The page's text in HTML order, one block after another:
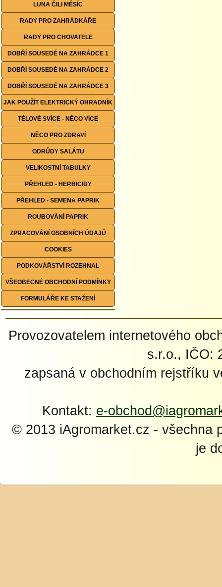
LUNA ČILI MĚSÍC
RADY PRO ZAHRÁDKÁŘE
RADY PRO CHOVATELE
DOBŘÍ SOUSEDÉ NA ZAHRÁDCE 1
DOBŘÍ SOUSEDÉ NA ZAHRÁDCE 2
DOBŘÍ SOUSEDÉ NA ZAHRÁDCE 3
JAK POUŽÍT ELEKTRICKÝ OHRADNÍK
TĚLOVÉ SVÍCE - NĚCO VÍCE
NĚCO PRO ZDRAVÍ
ODRŮDY SALÁTU
VELIKOSTNÍ TABULKY
PŘEHLED - HERBICIDY
PŘEHLED - SEMENA PAPRIK
ROUBOVÁNÍ PAPRIK
ZPRACOVÁNÍ OSOBNÍCH ÚDAJŮ
COOKIES
PODKOVÁŘSTVÍ ROZEHNAL
VŠEOBECNÉ OBCHODNÍ PODMÍNKY
FORMULÁŘE KE STAŽENÍ
Provozovatelem internetového
s.r.o., IČO:
zapsaná v obchodním rejstříku
Kontakt: e-
© 2013 iAgromarket.cz - všechna
je